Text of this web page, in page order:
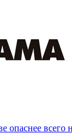
опаснее всего